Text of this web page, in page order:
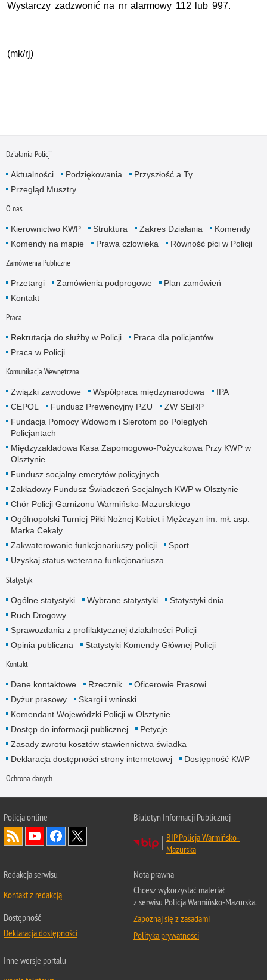
Wystarczy zadzwonić na nr alarmowy 112 lub 997.
(mk/rj)
Działania Policji
Aktualności Podziękowania
Przyszłość a Ty
Przegląd Musztry
O nas
Kierownictwo KWP Struktura Zakres Działania
Komendy
Komendy na mapie
Prawa człowieka Równość płci w Policji
Zamówienia Publiczne
Przetargi Zamówienia podprogowe
Plan zamówień
Kontakt
Praca
Rekrutacja do służby w Policji
Praca dla policjantów
Praca w Policji
Komunikacja Wewnętrzna
Związki zawodowe Współpraca międzynarodowa
IPA
CEPOL
Fundusz Prewencyjny PZU
ZW SEiRP
Fundacja Pomocy Wdowom i Sierotom po Poległych
Policjantach
Międzyzakładowa Kasa Zapomogowo-Pożyczkowa Przy KWP w
Olsztynie
Fundusz socjalny emerytów policyjnych
Zakładowy Fundusz Świadczeń Socjalnych KWP w Olsztynie
Chór Policji Garnizonu Warmińsko-Mazurskiego
Ogólnopolski Turniej Piłki Nożnej Kobiet i Mężczyzn im. mł. asp.
Marka Cekały
Zakwaterowanie funkcjonariuszy policji
Sport
Uzyskaj status weterana funkcjonariusza
Statystyki
Ogólne statystyki Wybrane statystyki
Statystyki dnia
Ruch Drogowy
Sprawozdania z profilaktycznej działalności Policji
Opinia publiczna
Statystyki Komendy Głównej Policji
Kontakt
Dane kontaktowe Rzecznik
Oficerowie Prasowi
Dyżur prasowy
Skargi i wnioski
Komendant Wojewódzki Policji w Olsztynie
Dostęp do informacji publicznej
Petycje
Zasady zwrotu kosztów stawiennictwa świadka
Deklaracja dostępności strony internetowej
Dostępność KWP
Ochrona danych
Policja online
Biuletyn Informacji Publicznej
BIP Policja Warmińsko-
Mazurska
Redakcja serwisu
Kontakt z redakcją
Dostępność
Deklaracja dostępności
Nota prawna
Chcesz wykorzystać materiał
z serwisu Policja Warmińsko-Mazurska.
Zapoznaj się z zasadami
Polityka prywatności
Inne wersje portalu